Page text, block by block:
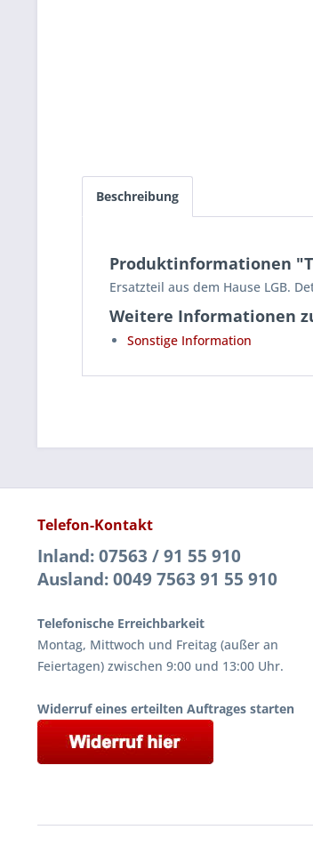
Beschreibung
Produktinformationen
Ersatzteil aus dem Hause LGB.
Weitere Informationen
Sonstige Information
Telefon-Kontakt
Inland: 07563 / 91 55 910
Ausland: 0049 7563 91 55 910
Telefonische Erreichbarkeit
Montag, Mittwoch und Freitag (außer an
Feiertagen) zwischen 9:00 und 13:00 Uhr.
Widerruf eines erteilten Auftrages starten